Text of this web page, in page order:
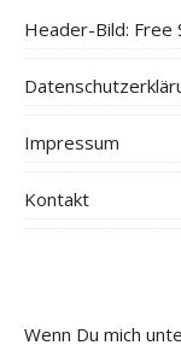
Header-Bild: Free
Impressum
Kontakt
Wenn Du mich